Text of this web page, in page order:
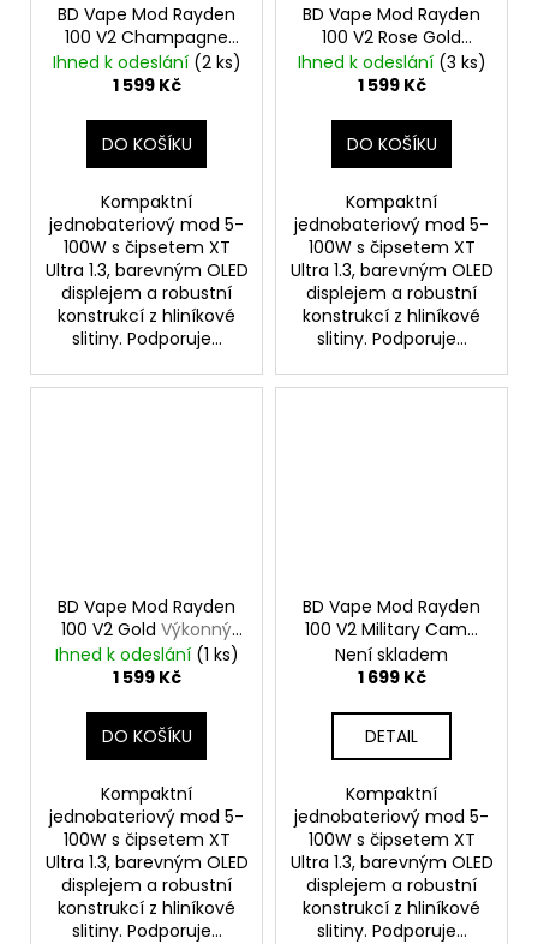
BD Vape Mod Rayden
100 V2 Champagne
GoldVýkonný
značkový elektronický
Ihned k odeslání (2 ks)
1 599 Kč
DO KOŠÍKU
Kompaktní
jednobateriový mod 5-
100W s čipsetem XT
Ultra 1.3, barevným OLED
displejem a robustní
konstrukcí z hliníkové
slitiny. Podporuje...
BD Vape Mod Rayden
100 V2 Rose Gold
Výkonný značkový
elektronický Grip
Ihned k odeslání (3 ks)
1 599 Kč
DO KOŠÍKU
Kompaktní
jednobateriový mod 5-
100W s čipsetem XT
Ultra 1.3, barevným OLED
displejem a robustní
konstrukcí z hliníkové
slitiny. Podporuje...
BD Vape Mod Rayden
100 V2 Gold Výkonný
značkový elektronický
Grip
Ihned k odeslání (1 ks)
1 599 Kč
DO KOŠÍKU
Kompaktní
jednobateriový mod 5-
100W s čipsetem XT
Ultra 1.3, barevným OLED
displejem a robustní
konstrukcí z hliníkové
slitiny. Podporuje...
BD Vape Mod Rayden
100 V2 Military Camo
Výkonný značkový
elektronický Grip
Není skladem
1 699 Kč
DETAIL
Kompaktní
jednobateriový mod 5-
100W s čipsetem XT
Ultra 1.3, barevným OLED
displejem a robustní
konstrukcí z hliníkové
slitiny. Podporuje...